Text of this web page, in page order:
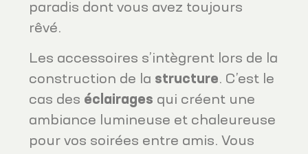
paradis dont vous avez toujours
rêvé.
Les accessoires s’intègrent lors de la
construction de la structure. C’est le
cas des éclairages qui créent une
ambiance lumineuse et chaleureuse
pour vos soirées entre amis. Vous